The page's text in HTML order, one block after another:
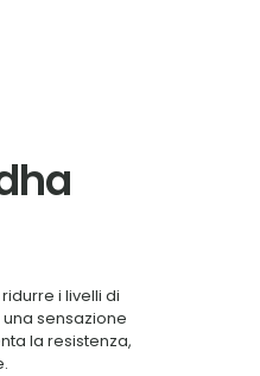
i livelli di
sensazione
la resistenza,